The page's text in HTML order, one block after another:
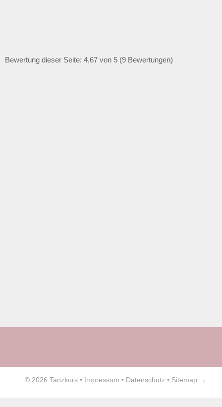
Bewertung dieser Seite: 4,67 von 5 (9 Bewertungen)
© 2026 Tanzkurs • Impressum • Datenschutz • Sitemap